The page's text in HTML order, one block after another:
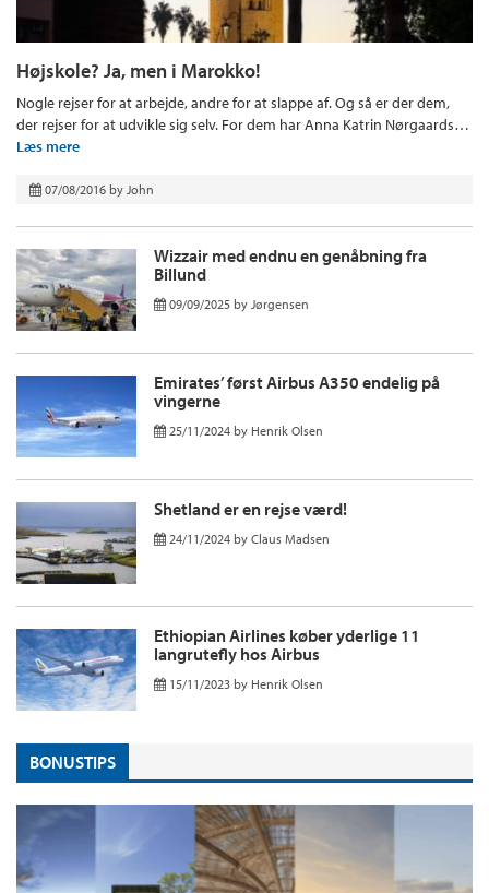
Højskole? Ja, men i Marokko!
Nogle rejser for at arbejde, andre for at slappe af. Og så er der dem,
der rejser for at udvikle sig selv. For dem har Anna Katrin Nørgaards…
Læs mere
07/08/2016 by John
Wizzair med endnu en genåbning fra
Billund
09/09/2025 by Jørgensen
Emirates’ først Airbus A350 endelig på
vingerne
25/11/2024 by Henrik Olsen
Shetland er en rejse værd!
24/11/2024 by Claus Madsen
Ethiopian Airlines køber yderlige 11
langrutefly hos Airbus
15/11/2023 by Henrik Olsen
BONUSTIPS